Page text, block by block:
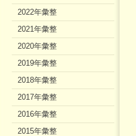
2022年彙整
2021年彙整
2020年彙整
2019年彙整
2018年彙整
2017年彙整
2016年彙整
2015年彙整